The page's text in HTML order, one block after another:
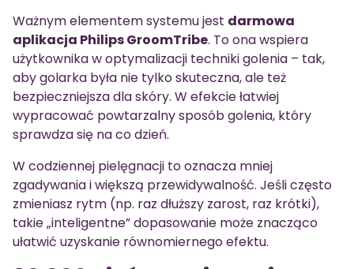
Ważnym elementem systemu jest darmowa
aplikacja Philips GroomTribe. To ona wspiera
użytkownika w optymalizacji techniki golenia – tak,
aby golarka była nie tylko skuteczna, ale też
bezpieczniejsza dla skóry. W efekcie łatwiej
wypracować powtarzalny sposób golenia, który
sprawdza się na co dzień.
W codziennej pielęgnacji to oznacza mniej
zgadywania i większą przewidywalność. Jeśli często
zmieniasz rytm (np. raz dłuższy zarost, raz krótki),
takie „inteligentne” dopasowanie może znacząco
ułatwić uzyskanie równomiernego efektu.